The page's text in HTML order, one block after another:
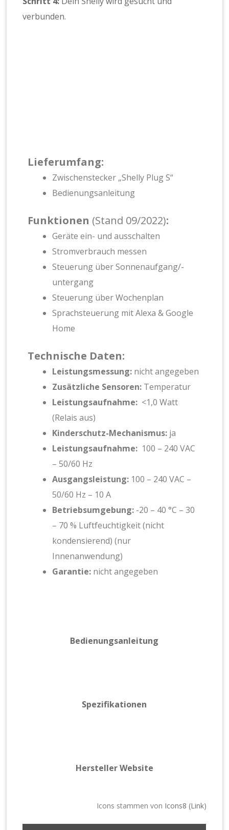
verbunden.
Lieferumfang:
Zwischenstecker „Shelly Plug S“
Bedienungsanleitung
Funktionen (Stand 09/2022):
Geräte ein- und ausschalten
Stromverbrauch messen
Steuerung über Sonnenaufgang/-
untergang
Steuerung über Wochenplan
Sprachsteuerung mit Alexa & Google
Home
Technische Daten:
Leistungsmessung: nicht angegeben
Zusätzliche Sensoren: Temperatur
Leistungsaufnahme: <1,0 Watt
(Relais aus)
Kinderschutz-Mechanismus: ja
Leistungsaufnahme: 100 – 240 VAC
– 50/60 Hz
Ausgangsleistung: 100 – 240 VAC –
50/60 Hz – 10 A
Betriebsumgebung: -20 – 40 °C – 30
– 70 % Luftfeuchtigkeit (nicht
kondensierend) (nur
Innenanwendung)
Garantie: nicht angegeben
Bedienungsanleitung
Spezifikationen
Hersteller Website
Icons stammen von Icons8 (Link)